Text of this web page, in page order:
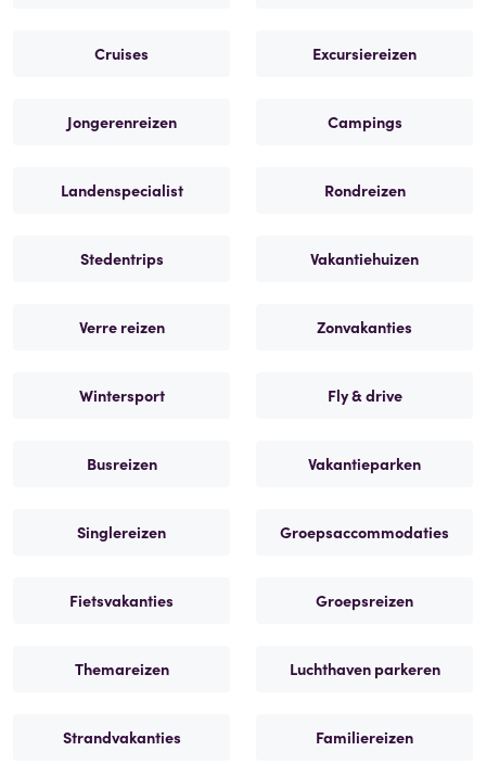
Cruises Excursiereizen
Jongerenreizen Campings
Landenspecialist Rondreizen
Stedentrips Vakantiehuizen
Verre reizen Zonvakanties
Wintersport Fly & drive
Busreizen Vakantieparken
Singlereizen Groepsaccommodaties
Fietsvakanties Groepsreizen
Themareizen Luchthaven parkeren
Strandvakanties Familiereizen